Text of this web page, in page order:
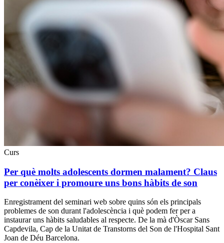
Curs
Per què molts adolescents dormen malament? Claus
per conèixer i promoure uns bons hàbits de son
Enregistrament del seminari web sobre quins són els principals
problemes de son durant l'adolescència i què podem fer per a
instaurar uns hàbits saludables al respecte. De la mà d'Òscar Sans
Capdevila, Cap de la Unitat de Transtorns del Son de l'Hospital Sant
Joan de Déu Barcelona.